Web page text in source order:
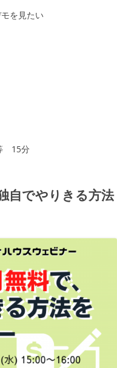
を見たい
15分
自でやりきる方法